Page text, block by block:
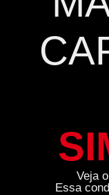
Veja
Essa